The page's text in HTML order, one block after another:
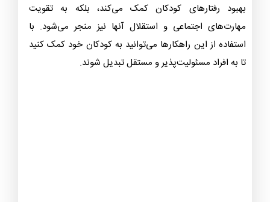
بهبود رفتارهای کودکان کمک می‌کند، بلکه به تقویت
مهارت‌های اجتماعی و استقلال آنها نیز منجر می‌شود. با
استفاده از این راهکارها می‌توانید به کودکان خود کمک کنید
تا به افراد مسئولیت‌پذیر و مستقل تبدیل شوند.